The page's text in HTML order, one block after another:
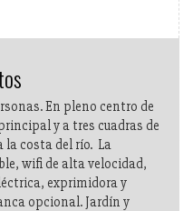
En pleno centro de
y a tres cuadras de
la costa del río. La
wifi de alta velocidad,
exprimidora y
opcional. Jardín y